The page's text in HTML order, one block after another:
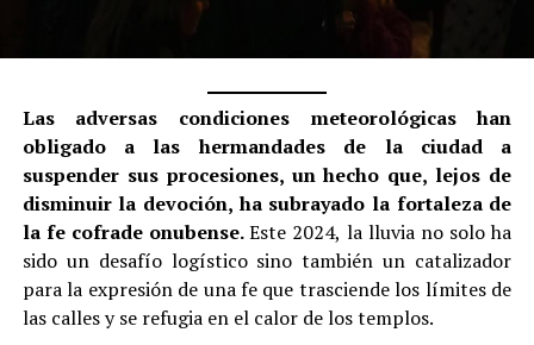
Las adversas condiciones meteorológicas han
obligado a las hermandades de la ciudad a
suspender sus procesiones, un hecho que, lejos de
disminuir la devoción, ha subrayado la fortaleza de
la fe cofrade onubense.Este 2024, la lluvia no solo ha
sido un desafío logístico sino también un catalizador
para la expresión de una fe que trasciende los límites de
las calles y se refugia en el calor de los templos.